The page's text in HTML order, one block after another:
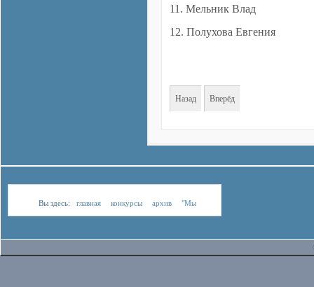
11. Мельник Влад
12. Полухова Евгения
Назад Вперёд
Вы здесь: главная конкурсы архив
"Мы
для России"
Список участников конкурса